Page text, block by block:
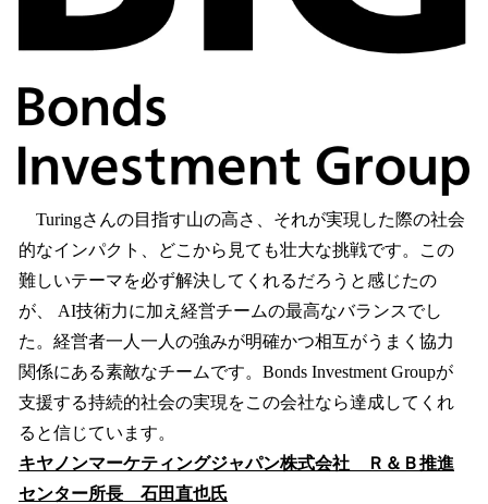
Turingさんの目指す山の高さ、それが実現した際の社会
的なインパクト、どこから見ても壮大な挑戦です。この
難しいテーマを必ず解決してくれるだろうと感じたの
が、 AI技術力に加え経営チームの最高なバランスでし
た。経営者一人一人の強みが明確かつ相互がうまく協力
関係にある素敵なチームです。Bonds Investment Groupが
支援する持続的社会の実現をこの会社なら達成してくれ
ると信じています。
キヤノンマーケティングジャパン株式会社 Ｒ＆Ｂ推進
センター所長 石田直也氏